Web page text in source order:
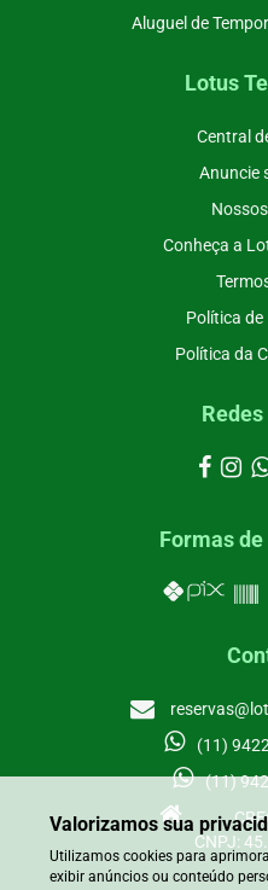
Aluguel de
Lotus
Central
Anuncie
Conheça a
Política
Política da
Formas
(11)
(11)
CNPJ:
Valorizamos sua
Utilizamos cookies para
exibir anúncios ou conteúdo